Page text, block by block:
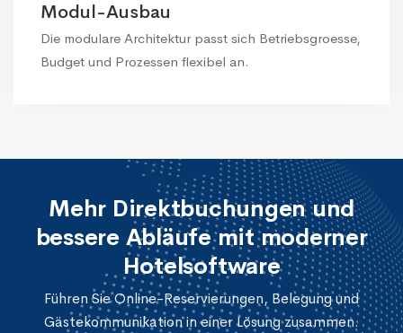
Modul-Ausbau
Die modulare Architektur passt sich Betriebsgroesse,
Budget und Prozessen flexibel an.
Mehr Direktbuchungen und
bessere Abläufe mit moderner
Hotelsoftware
Führen Sie Online-Reservierungen, Belegung und
Gästekommunikation in einer Lösung zusammen.